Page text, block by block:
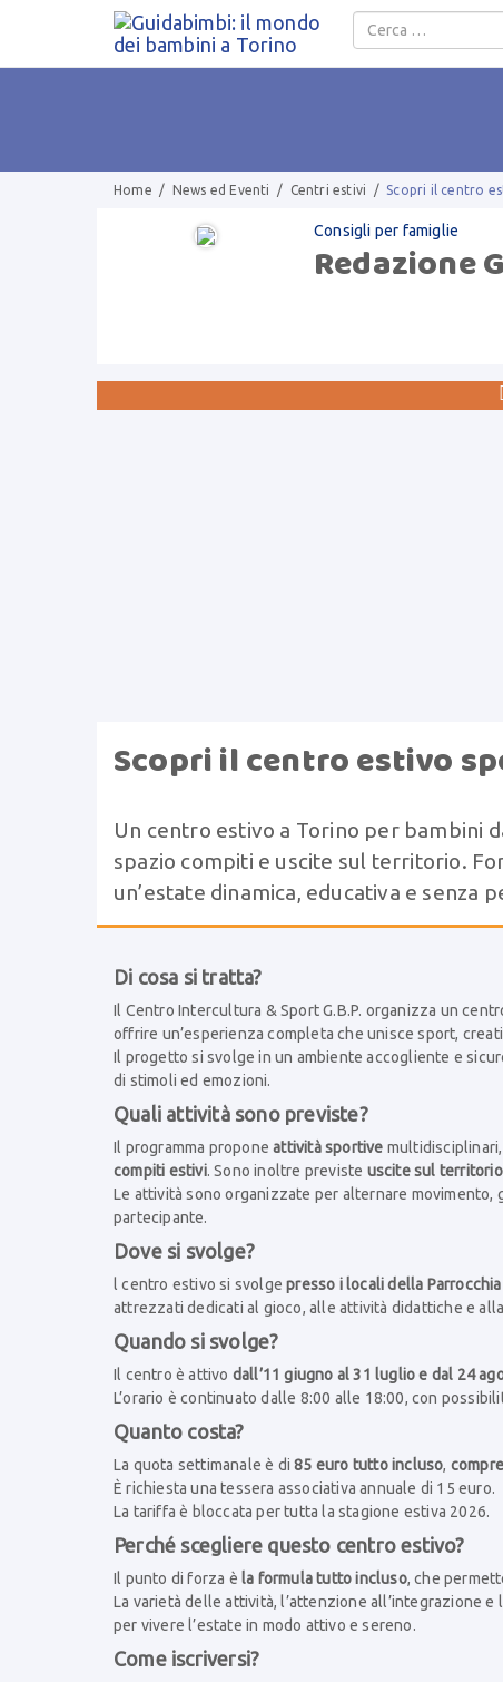
Salta al contenuto
Home / News ed Eventi / Centri estivi / Scopri il centro
Consigli per famiglie
Redazione
Scopri il centro estivo
Un centro estivo a Torino per bambini
spazio compiti e uscite sul territorio.
un’estate dinamica, educativa e senza
Di cosa si tratta?
Il Centro Intercultura & Sport G.B.P. organizza un
offrire un’esperienza completa che unisce sport,
Il progetto si svolge in un ambiente accogliente e
di stimoli ed emozioni.
Quali attività sono previste?
Il programma proponeattività sportive multidisciplinari,
compiti estivi. Sono inoltre previste uscite sul territorio
Le attività sono organizzate per alternare
partecipante.
Dove si svolge?
l centro estivo si svolge presso i locali della
attrezzati dedicati al gioco, alle attività didattiche e
Quando si svolge?
Il centro è attivo dall’11 giugno al 31 luglio e dal 24
L’orario è continuato dalle 8:00 alle 18:00, con
Quanto costa?
La quota settimanale è di85 euro tutto incluso,
È richiesta una tessera associativa annuale di 15 euro.
La tariffa è bloccata per tutta la stagione estiva 2026.
Perché scegliere questo centro estivo?
Il punto di forza è la formula tutto incluso, che
La varietà delle attività, l’attenzione all’integrazione
per vivere l’estate in modo attivo e sereno.
Come iscriversi?